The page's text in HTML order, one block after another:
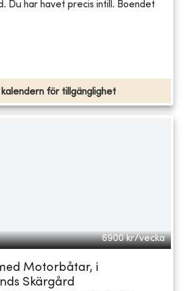
Du har havet precis intill. Boendet
kalendern för tillgänglighet
6900 kr/vecka
Motorbåtar, i
Skärgård